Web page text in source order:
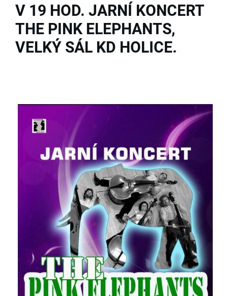
V 19 HOD. JARNÍ KONCERT
THE PINK ELEPHANTS,
VELKÝ SÁL KD HOLICE.